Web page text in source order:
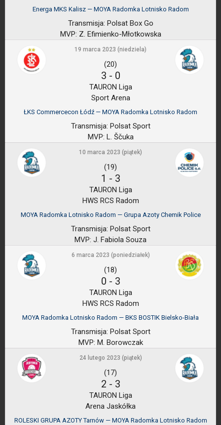
Energa MKS Kalisz — MOYA Radomka Lotnisko Radom
Transmisja: Polsat Box Go
MVP: Z. Efimienko-Młotkowska
19 marca 2023 (niedziela)
(20)
3 - 0
TAURON Liga
Sport Arena
ŁKS Commercecon Łódź — MOYA Radomka Lotnisko Radom
Transmisja: Polsat Sport
MVP: L. Ščuka
10 marca 2023 (piątek)
(19)
1 - 3
TAURON Liga
HWS RCS Radom
MOYA Radomka Lotnisko Radom — Grupa Azoty Chemik Police
Transmisja: Polsat Sport
MVP: J. Fabiola Souza
6 marca 2023 (poniedziałek)
(18)
0 - 3
TAURON Liga
HWS RCS Radom
MOYA Radomka Lotnisko Radom — BKS BOSTIK Bielsko-Biała
Transmisja: Polsat Sport
MVP: M. Borowczak
24 lutego 2023 (piątek)
(17)
2 - 3
TAURON Liga
Arena Jaskółka
ROLESKI GRUPA AZOTY Tarnów — MOYA Radomka Lotnisko Radom